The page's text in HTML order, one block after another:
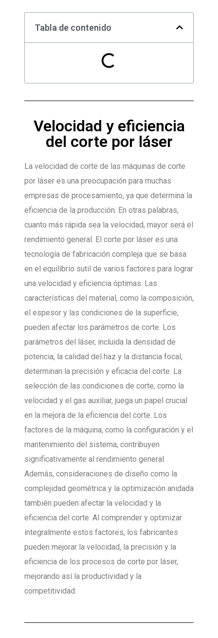
Tabla de contenido
Velocidad y eficiencia
del corte por láser
La velocidad de corte de las máquinas de corte
por láser es una preocupación para muchas
empresas de procesamiento, ya que determina la
eficiencia de la producción. En otras palabras,
cuanto más rápida sea la velocidad, mayor será el
rendimiento general. El corte por láser es una
tecnología de fabricación compleja que se basa
en el equilibrio sutil de varios factores para lograr
una velocidad y eficiencia óptimas. Las
características del material, como la composición,
el espesor y las condiciones de la superficie,
pueden afectar los parámetros de corte. Los
parámetros del láser, incluida la densidad de
potencia, la calidad del haz y la distancia focal,
determinan la precisión y eficacia del corte. La
selección de las condiciones de corte, como la
velocidad y el gas auxiliar, juega un papel crucial
en la mejora de la eficiencia del corte. Los
factores de la máquina, como la configuración y el
mantenimiento del sistema, contribuyen
significativamente al rendimiento general.
Además, consideraciones de diseño como la
complejidad geométrica y la optimización anidada
también pueden afectar la velocidad y la
eficiencia del corte. Al comprender y optimizar
integralmente estos factores, los fabricantes
pueden mejorar la velocidad, la precisión y la
eficiencia de los procesos de corte por láser,
mejorando así la productividad y la
competitividad.